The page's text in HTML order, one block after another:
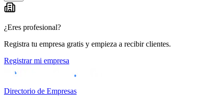
−
¿Eres profesional?
Registra tu empresa gratis y empieza a recibir clientes.
Registrar mi empresa
Directorio de Empresas